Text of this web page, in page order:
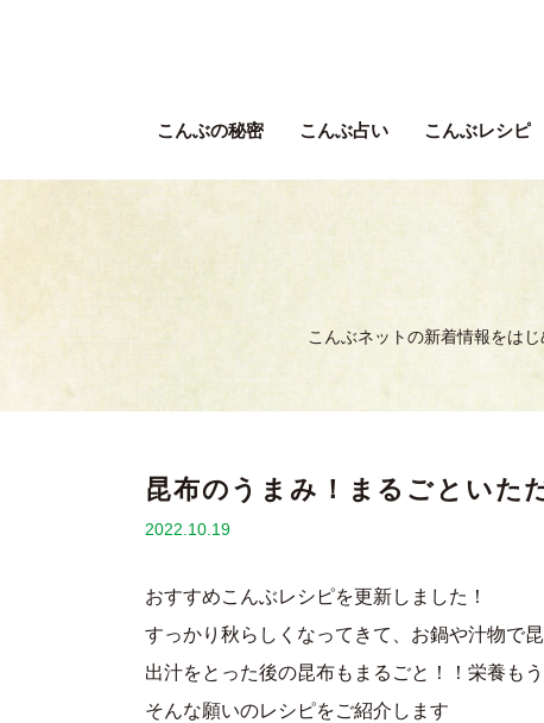
こんぶの秘密 こんぶ占い こんぶレシピ
こんぶネットの新着情報をは
昆布のうまみ！まるごといた
2022.10.19
おすすめこんぶレシピを更新しました！
すっかり秋らしくなってきて、お鍋や汁物で
出汁をとった後の昆布もまるごと！！栄養も
そんな願いのレシピをご紹介します